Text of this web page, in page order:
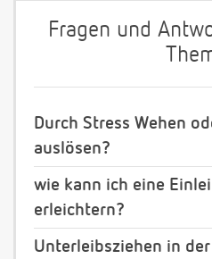
Fragen und
Durch Stress Wehen
auslösen?
wie kann ich eine
erleichtern?
Unterleibsziehen in der